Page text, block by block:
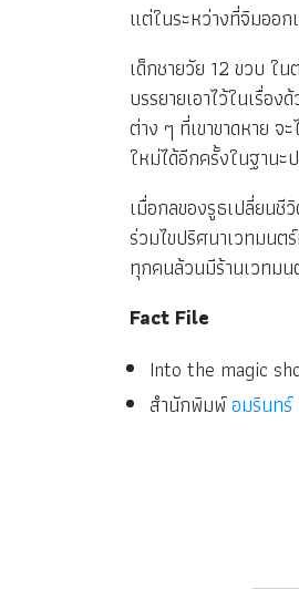
แต่ในระหว่างที่จิมออ
เด็กชายวัย 12 ขวบ ใ
บรรยายเอาไว้ในเรื่อ
ต่าง ๆ ที่เขาขาดหาย
ใหม่ได้อีกครั้งในฐานะ
เมื่อกลของรูธเปลี่ยนชี
ร่วมไขปริศนาเวทมน
ทุกคนล้วนมีร้านเวทมน
Fact File
Into the magic
สำนักพิมพ์อมรินท